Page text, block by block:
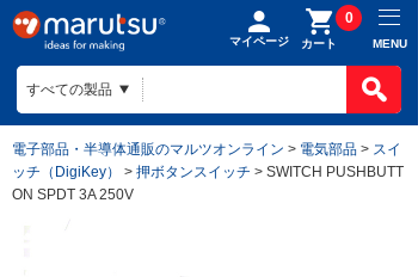
マイページ カート
0
MENU
電子部品・半導体通販のマルツオンライン > 電気部品 > スイ
ッチ（DigiKey）
> 押ボタンスイッチ > SWITCH PUSHBUTT
ON SPDT 3A 250V